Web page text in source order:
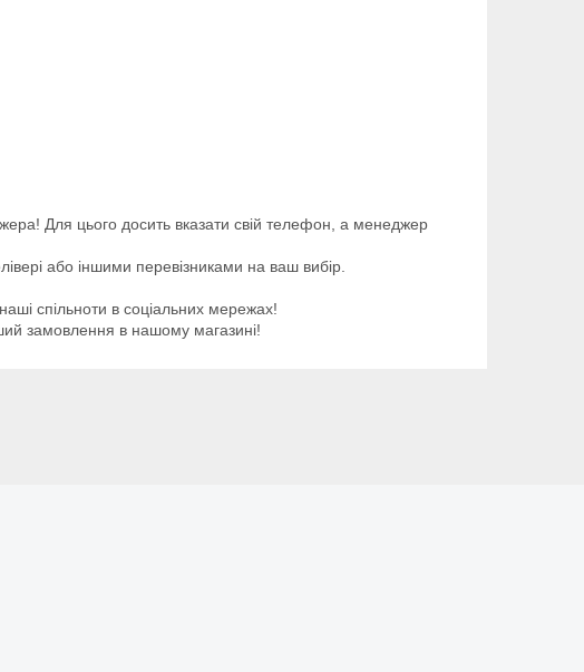
Для цього досить вказати свій телефон, а менеджер
або іншими перевізниками на ваш вибір.
спільноти в соціальних мережах!
замовлення в нашому магазині!